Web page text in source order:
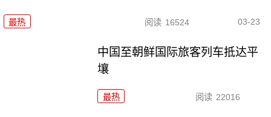
最热 阅读 16524 03-23
中国至朝鲜国际旅客列车抵达平
壤
最热 阅读 22016